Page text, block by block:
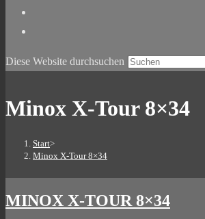
Diese Website durchsuchen
Minox X-Tour 8×34
Start>
Minox X-Tour 8×34
MINOX X-TOUR 8×34